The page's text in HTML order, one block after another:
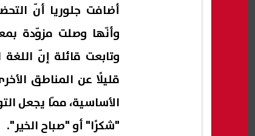
أضافت جلوريا أنّ
وأنّها وصلت مزوّدة
وتابعت قائلة إنّ
قليلًا عن المناطق
الأساسية، ممّا يجعل
"شكرًا" أو "صباح الخير".